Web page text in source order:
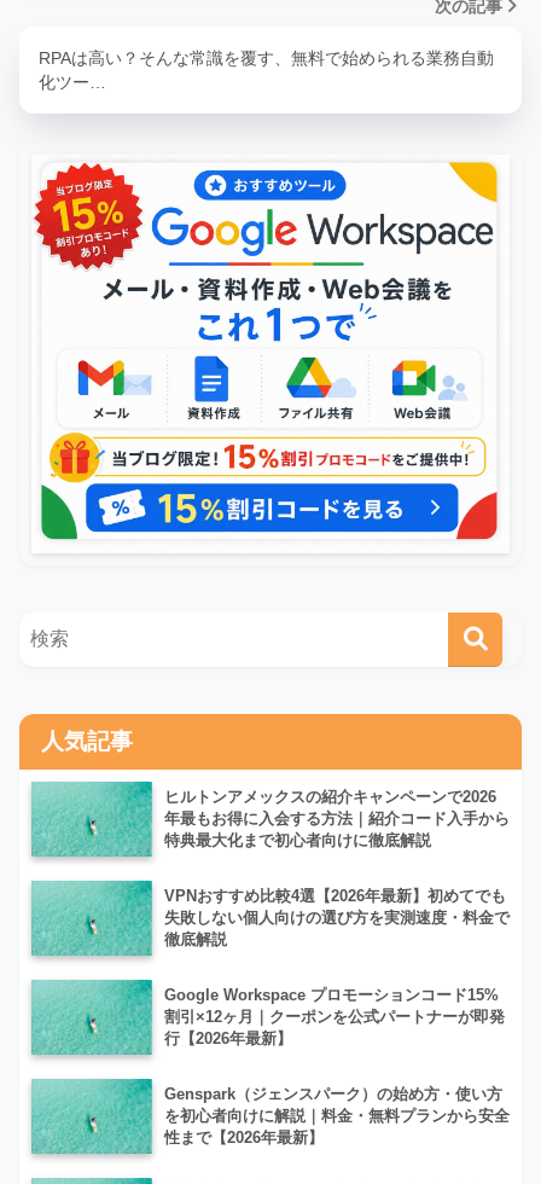
次の記事
RPAは高い？そんな常識を覆す、無料で始められる業務自動
化ツー…
人気記事
ヒルトンアメックスの紹介キャンペーンで2026
年最もお得に入会する方法｜紹介コード入手から
特典最大化まで初心者向けに徹底解説
VPNおすすめ比較4選【2026年最新】初めてでも
失敗しない個人向けの選び方を実測速度・料金で
徹底解説
Google Workspace プロモーションコード15%
割引×12ヶ月｜クーポンを公式パートナーが即発
行【2026年最新】
Genspark（ジェンスパーク）の始め方・使い方
を初心者向けに解説｜料金・無料プランから安全
性まで【2026年最新】